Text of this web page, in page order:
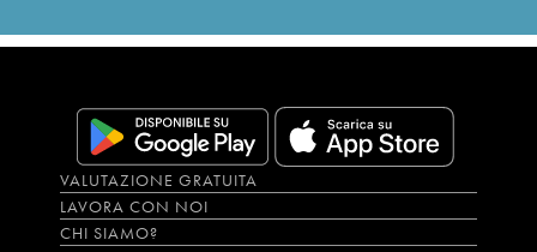
VALUTAZIONE GRATUITA
LAVORA CON NOI
CHI SIAMO?